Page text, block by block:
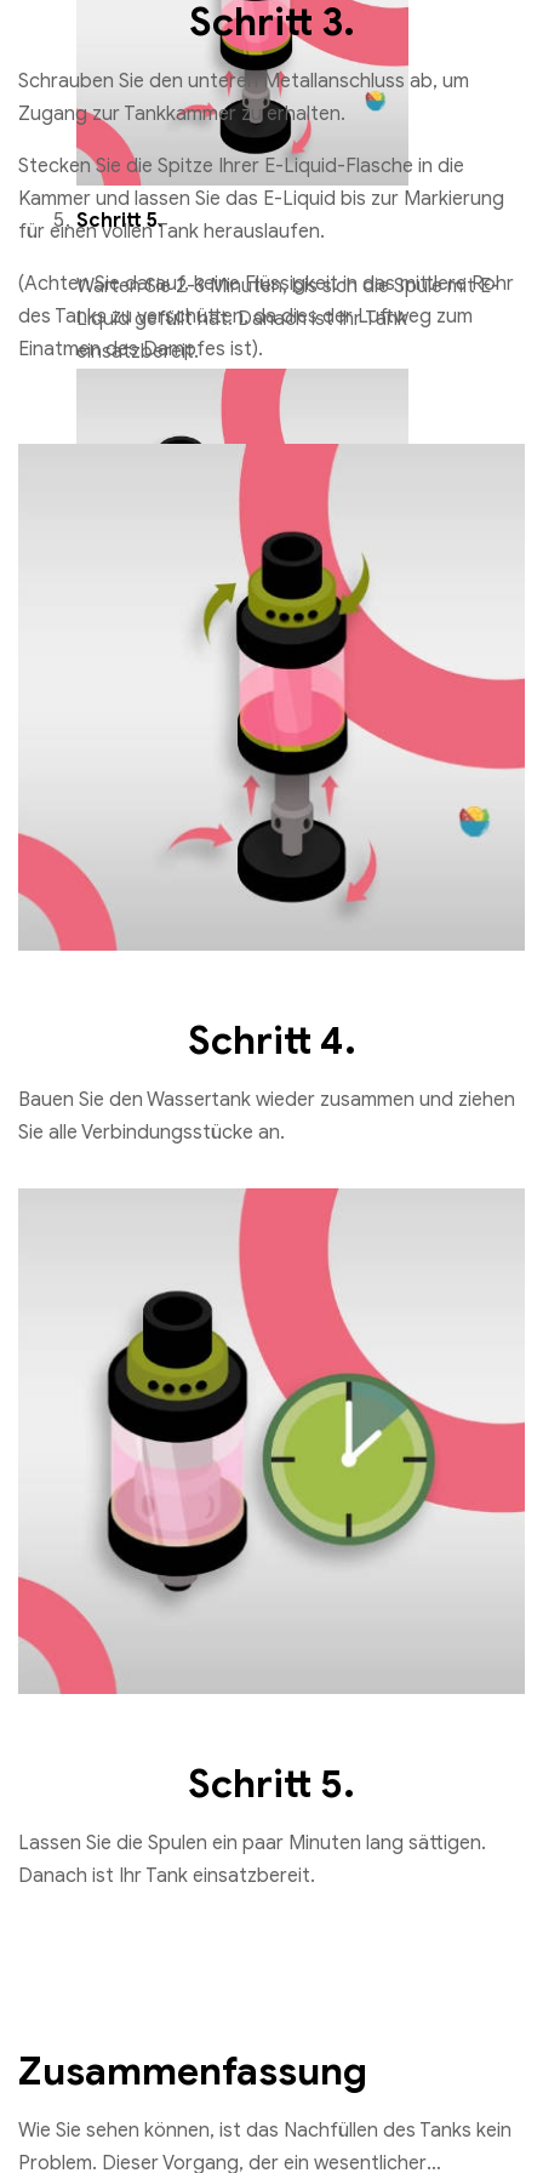
Elf Bar T600 Einweg Vape 600 Puffs
8.19
Ausführung wählen
MOTI PIIN 2 Einweg-Vape 600 Puffs
Ausführung wählen
Ausführung wählen
Schritt 5.
Warten Sie 2-3 Minuten, bis sich die Spule mit E-
Liquid gefüllt hat. Danach ist Ihr Tank
einsatzbereit.
Schritt 3.
Schrauben Sie den unteren Metallanschluss ab, um
Zugang zur Tankkammer zu erhalten.
Stecken Sie die Spitze Ihrer E-Liquid-Flasche in die
Kammer und lassen Sie das E-Liquid bis zur Markierung
für einen vollen Tank herauslaufen.
(Achten Sie darauf, keine Flüssigkeit in das mittlere Rohr
des Tanks zu verschütten, da dies der Luftweg zum
Einatmen des Dampfes ist).
Schritt 4.
Bauen Sie den Wassertank wieder zusammen und ziehen
Sie alle Verbindungsstücke an.
Schritt 5.
Lassen Sie die Spulen ein paar Minuten lang sättigen.
Danach ist Ihr Tank einsatzbereit.
Zusammenfassung
Wie Sie sehen können, ist das Nachfüllen des Tanks kein
Problem. Dieser Vorgang, der ein wesentlicher